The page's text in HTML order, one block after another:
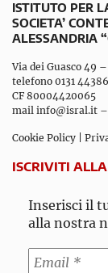
ISTITUTO PER
SOCIETA’
ALESSANDRIA
Via dei Guasco 49
telefono 0131
CF 80004420065
mail info@isral.it –
Cookie Policy
ISCRIVITI
Inserisci il
alla nostra